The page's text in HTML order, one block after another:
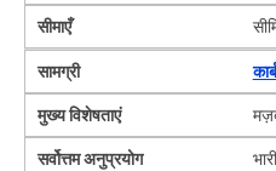
सीमाएँ
सामग्री
मुख्य विशेषताएं
सर्वोत्तम अनुप्रयोग